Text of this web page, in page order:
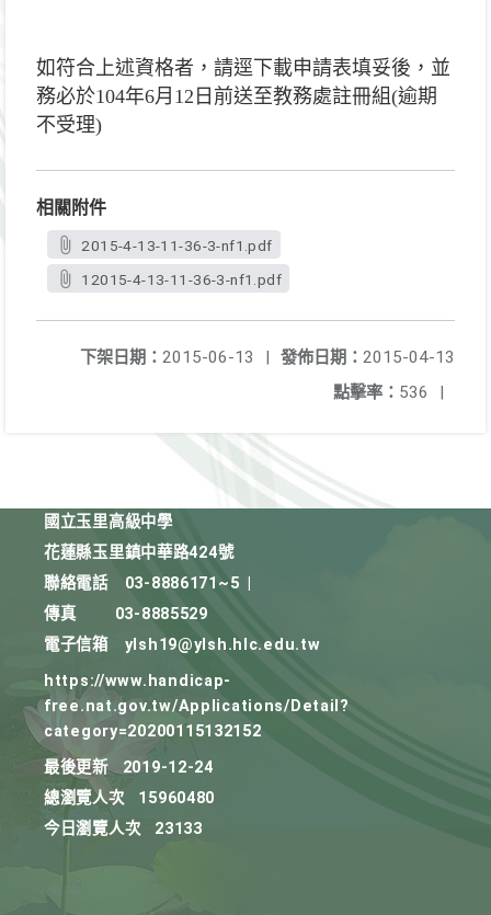
如符合上述資格者，請逕下載申請表填妥後，並
務必於104年6月12日前送至教務處註冊組(逾期
不受理)
相關附件
2015-4-13-11-36-3-nf1.pdf
12015-4-13-11-36-3-nf1.pdf
發佈日期： 2015-04-13
下架日期： 2015-06-13
|
點擊率： 536 |
國立玉里高級中學
花蓮縣玉里鎮中華路424號
聯絡電話
03-8886171~5
傳真
03-8885529
電子信箱
ylsh19@ylsh.hlc.edu.tw
https://www.handicap-
free.nat.gov.tw/Applications/Detail?
category=20200115132152
最後更新
2019-12-24
總瀏覽人次
15960480
今日瀏覽人次
23133